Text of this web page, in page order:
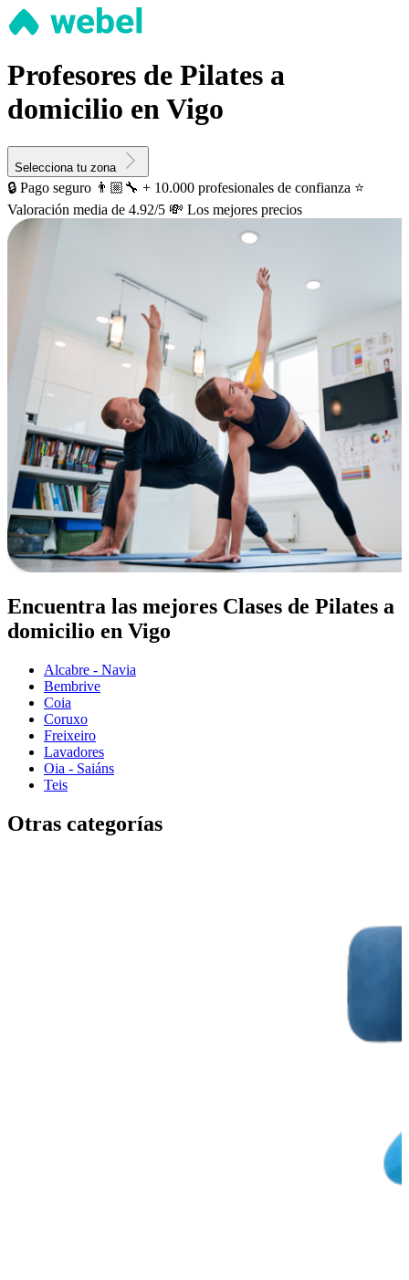
Profesores de Pilates a
domicilio en Vigo
Selecciona tu zona
🔒 Pago seguro 👨🏼‍🔧 + 10.000 profesionales de confianza ⭐️
Valoración media de 4.92/5 💸 Los mejores precios
Encuentra las mejores Clases de Pilates a
domicilio en Vigo
Alcabre - Navia
Bembrive
Coia
Coruxo
Freixeiro
Lavadores
Oia - Saiáns
Teis
Otras categorías